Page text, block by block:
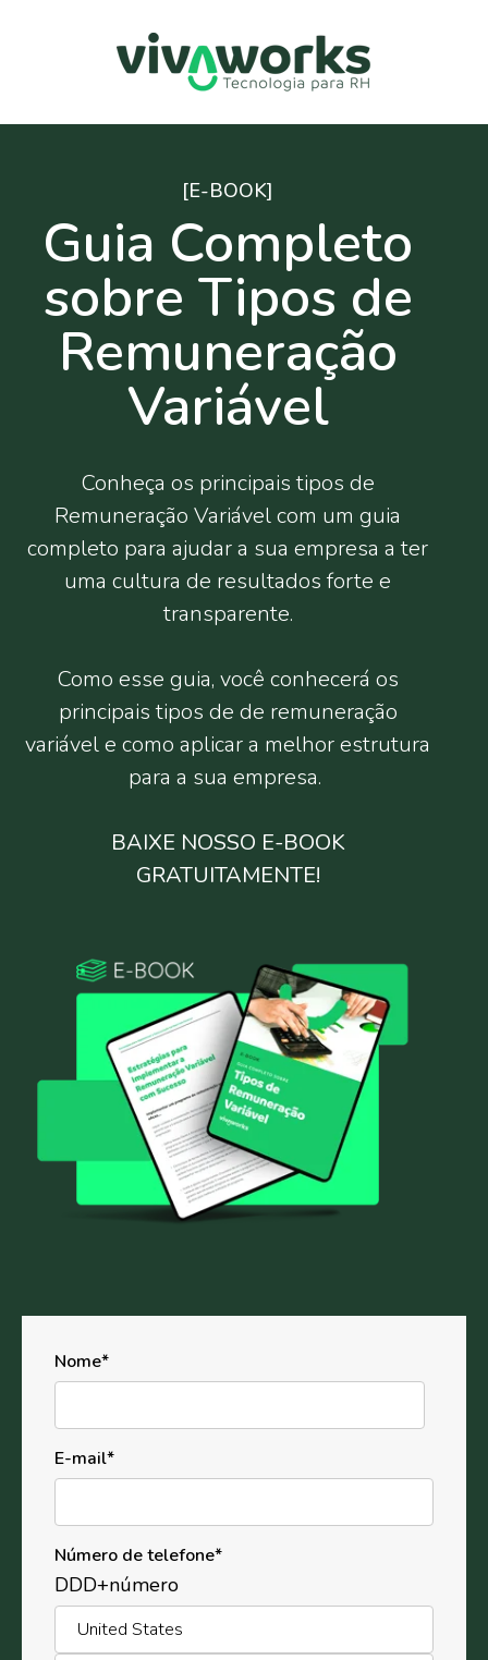
[E-BOOK]
Guia Completo
sobre Tipos de
Remuneração
Variável
Conheça os principais tipos de
Remuneração Variável com um guia
completo para ajudar a sua empresa a ter
uma cultura de resultados forte e
transparente.
Como esse guia, você conhecerá os
principais tipos de de remuneração
variável e como aplicar a melhor estrutura
para a sua empresa.
BAIXE NOSSO E-BOOK
GRATUITAMENTE!
Nome*
E-mail*
Número de telefone*
DDD+número